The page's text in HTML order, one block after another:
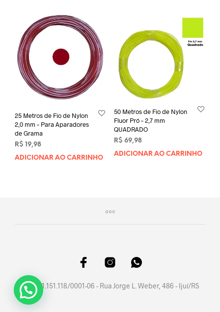
25 Metros de Fio de Nylon
2,0 mm – Para Aparadores
de Grama
R$ 19,98
ADICIONAR AO CARRINHO
50 Metros de Fio de Nylon
Fluor Pró – 2,7 mm
QUADRADO
R$ 69,98
ADICIONAR AO CARRINHO
CNPJ 41.151.118/0001-06 - Rua Jorge L. Weber, 486 - Ijuí/RS